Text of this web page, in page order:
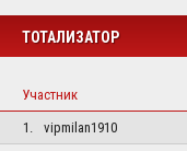
ТОТАЛИЗАТОР
Участник
1.
vipmilan1910